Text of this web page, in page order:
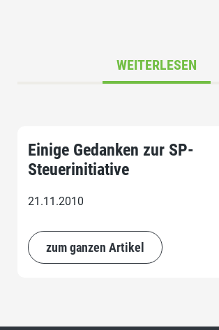
WEITERLESEN
Einige Gedanken zur SP-
Steuerinitiative
21.11.2010
zum ganzen Artikel